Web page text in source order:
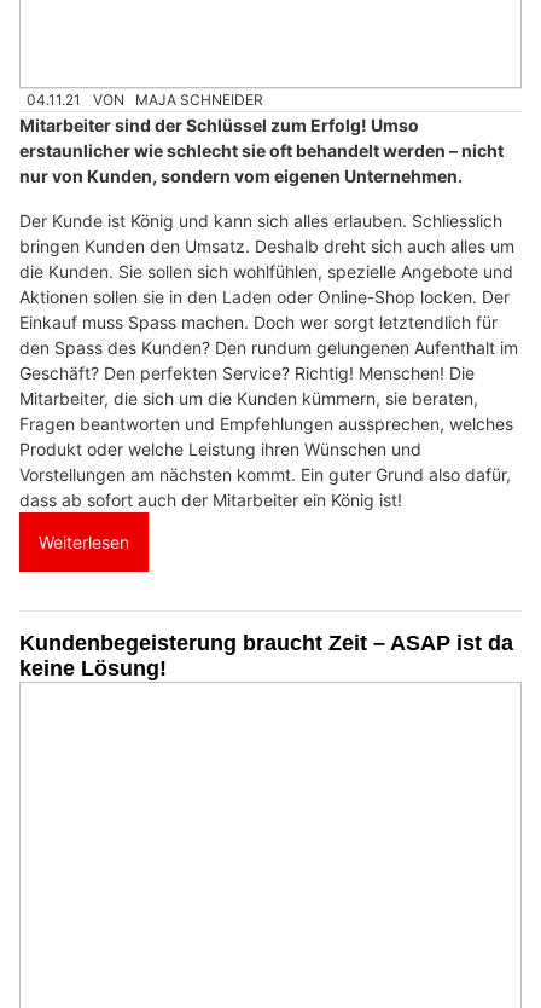
04.11.21 VON MAJA SCHNEIDER
Mitarbeiter sind der Schlüssel zum Erfolg! Umso
erstaunlicher wie schlecht sie oft behandelt werden – nicht
nur von Kunden, sondern vom eigenen Unternehmen.
Der Kunde ist König und kann sich alles erlauben. Schliesslich
bringen Kunden den Umsatz. Deshalb dreht sich auch alles um
die Kunden. Sie sollen sich wohlfühlen, spezielle Angebote und
Aktionen sollen sie in den Laden oder Online-Shop locken. Der
Einkauf muss Spass machen. Doch wer sorgt letztendlich für
den Spass des Kunden? Den rundum gelungenen Aufenthalt im
Geschäft? Den perfekten Service? Richtig! Menschen! Die
Mitarbeiter, die sich um die Kunden kümmern, sie beraten,
Fragen beantworten und Empfehlungen aussprechen, welches
Produkt oder welche Leistung ihren Wünschen und
Vorstellungen am nächsten kommt. Ein guter Grund also dafür,
dass ab sofort auch der Mitarbeiter ein König ist!
Weiterlesen
Kundenbegeisterung braucht Zeit – ASAP ist da
keine Lösung!